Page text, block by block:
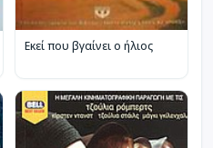
Εκεί που βγαίνει ο ήλιος